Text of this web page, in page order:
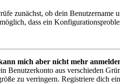
zunächst, ob dein Benutzername
dass ein
mich aber nicht mehr
Benutzerkonto aus verschieden
zu verringern. Registriere dich